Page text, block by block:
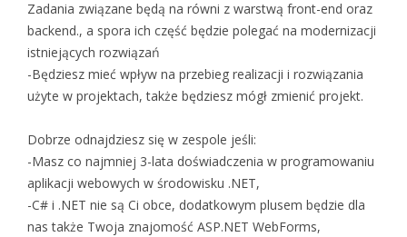
Zadania związane będą na równi z warstwą front-end oraz
backend., a spora ich część będzie polegać na modernizacji
istniejących rozwiązań
-Będziesz mieć wpływ na przebieg realizacji i rozwiązania
użyte w projektach, także będziesz mógł zmienić projekt.
Dobrze odnajdziesz się w zespole jeśli:
-Masz co najmniej 3-lata doświadczenia w programowaniu
aplikacji webowych w środowisku .NET,
-C# i .NET nie są Ci obce, dodatkowym plusem będzie dla
nas także Twoja znajomość ASP.NET WebForms,